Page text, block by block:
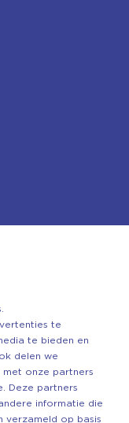
te
te bieden en
delen we
onze partners
Deze partners
informatie die
verzameld op basis